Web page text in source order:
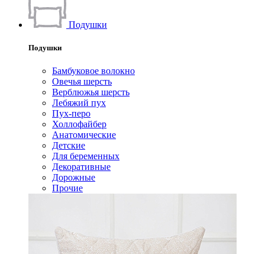
Подушки
Подушки
Бамбуковое волокно
Овечья шерсть
Верблюжья шерсть
Лебяжий пух
Пух-перо
Холлофайбер
Анатомические
Детские
Для беременных
Декоративные
Дорожные
Прочие